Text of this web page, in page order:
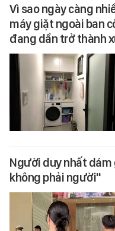
Vì sao ngày càng
máy giặt ngoài ban
đang dần trở thành
Người duy nhất dám
không phải người"